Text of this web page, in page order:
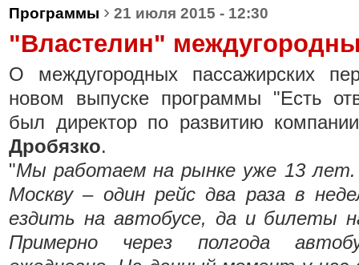
Программы › 21 июля 2015 - 12:30
"Властелин"
О междугородных пассажирских
новом выпуске программы "Есть
был директор по развитию
Дробязко.
"Мы работаем на рынке уже 13 лет.
Москву – один рейс два раза в
ездить на автобусе, да и билеты
Примерно через полгода